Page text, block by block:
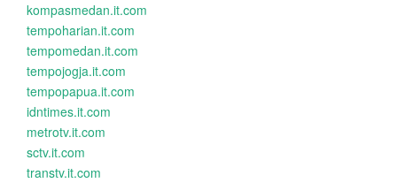
kompasmedan.it.com
tempoharian.it.com
tempomedan.it.com
tempojogja.it.com
tempopapua.it.com
idntimes.it.com
metrotv.it.com
sctv.it.com
transtv.it.com